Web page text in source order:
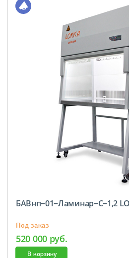
БАВнп−01−Ламинар−С−1,2
Под заказ
520 000 руб.
В корзину